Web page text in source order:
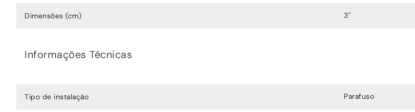
Dimensões (cm) 3''
Informações Técnicas
Tipo de instalação Parafuso